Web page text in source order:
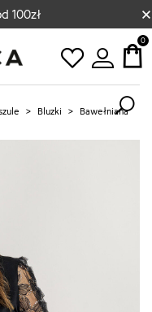
100zł ×
0
> Bluzki > Bawełniana